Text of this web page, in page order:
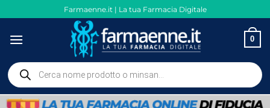
ai
contenuti
Farmaenne.it | La tua Farmacia Digitale
0
Ricerca
prodotti